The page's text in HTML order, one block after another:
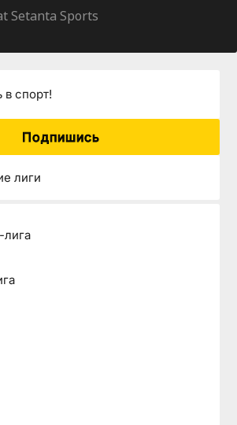
Setanta Sports
в спорт!
Подпишись
лиги